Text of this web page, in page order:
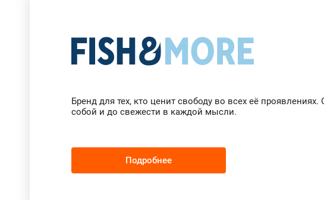
Бренд для тех, кто ценит свободу во всех её
собой и до свежести в каждой мысли.
Подробнее